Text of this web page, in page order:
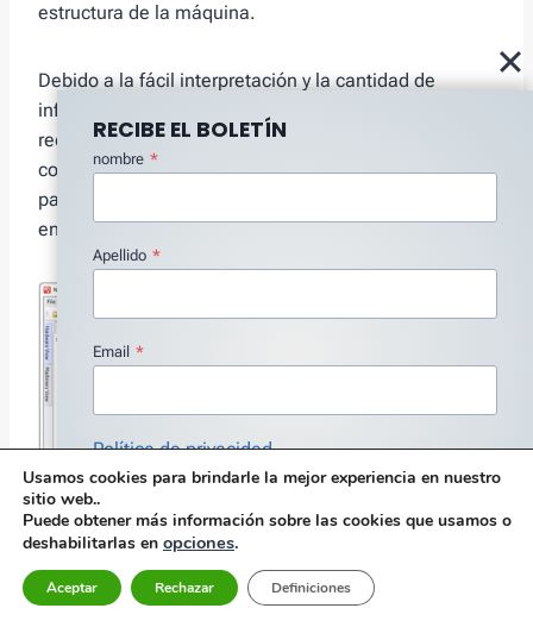
estructura de la máquina.
Debido a la fácil interpretación y la cantidad de
información que contiene el gráfico, el reloj de arena,
reconciliado con un indicador de fase, también
conocido como sensor de fase, es un gráfico eficaz
para comprender los fenómenos físicos que ocurren
en las máquinas rotativas.
RECIBE EL BOLETÍN
nombre *
Apellido *
Email *
Política de privacidad
Estoy de acuerdo con la Política de Privacidad *
Suscribir
Usamos cookies para brindarle la mejor experiencia en nuestro
sitio web..
Puede obtener más información sobre las cookies que usamos o
deshabilitarlas en opciones.
Aceptar Rechazar Definiciones